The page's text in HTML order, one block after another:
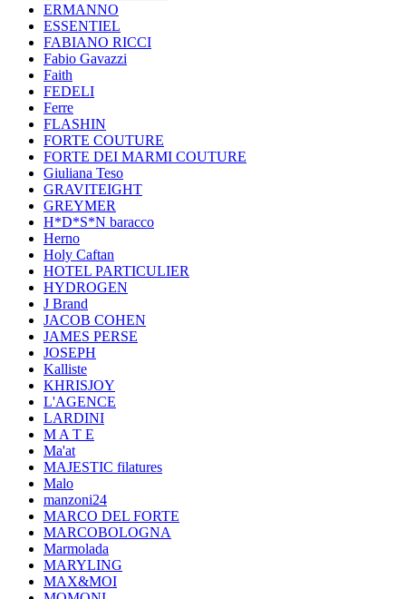
ERMANNO
ESSENTIEL
FABIANO RICCI
Fabio Gavazzi
Faith
FEDELI
Ferre
FLASHIN
FORTE COUTURE
FORTE DEI MARMI COUTURE
Giuliana Teso
GRAVITEIGHT
GREYMER
H*D*S*N baracco
Herno
Holy Caftan
HOTEL PARTICULIER
HYDROGEN
J Brand
JACOB COHEN
JAMES PERSE
JOSEPH
Kalliste
KHRISJOY
L'AGENCE
LARDINI
M A T E
Ma'at
MAJESTIC filatures
Malo
manzoni24
MARCO DEL FORTE
MARCOBOLOGNA
Marmolada
MARYLING
MAX&MOI